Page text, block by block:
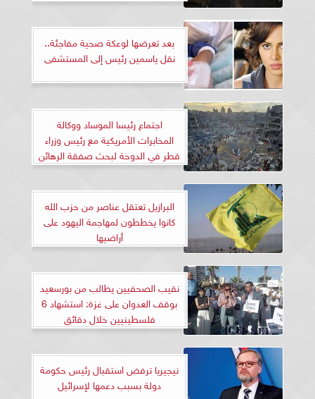
بعد تعرضها لوعكة صحية مفاجئة..
نقل ياسمين رئيس إلى المستشفى
اجتماع رئيسا الموساد ووكالة
المخابرات الأمريكية مع رئيس وزراء
قطر في الدوحة لبحث صفقة الرهائن
البرازيل تعتقل عناصر من حزب الله
كانوا يخططون لمهاجمة اليهود على
أراضيها
نقيب الصحفيين يطالب من بورسعيد
بوقف العدوان على غزة: استشهاد 6
فلسطينيين خلال دقائق
نيجيريا ترفض استقبال رئيس حكومة
دولة بسبب دعمها لإسرائيل